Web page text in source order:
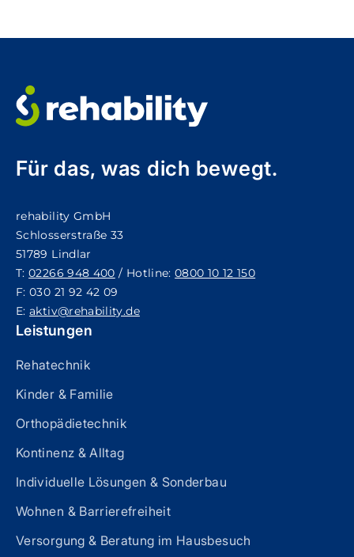
Für das, was dich bewegt.
rehability GmbH
Schlosserstraße 33
51789 Lindlar
T:02266 948 400 / Hotline:0800 10 12 150
F: 030 21 92 42 09
E:aktiv@rehability.de
Leistungen
Rehatechnik
Kinder & Familie
Orthopädietechnik
Kontinenz & Alltag
Individuelle Lösungen & Sonderbau
Wohnen & Barrierefreiheit
Versorgung & Beratung im Hausbesuch